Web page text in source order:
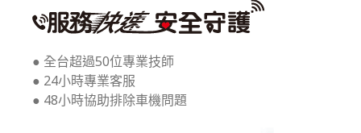
● 全台超過50位專業技師
● 24小時專業客服
● 48小時協助排除車機問題